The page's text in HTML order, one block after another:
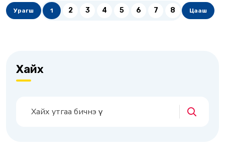
Урагш 1 2 3 4 5 6 7 8 Цааш
Хайх